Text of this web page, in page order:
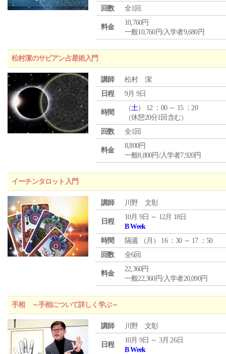
回数
全1回
料金
10,760円
一般10,760円/入学者9,680円
松村潔のサビアン占星術入門
講師
松村 潔
日程
9月 9日
時間
（土） 12 ：00 ～ 15 ：20
（休憩20分1回含む）
回数
全1回
料金
8,800円
一般8,800円/入学者7,920円
イーチンタロット入門
講師 川野 文彰
日程
10月 9日 ～ 12月 18日
B Week
時間
隔週 （ 月 ） 16 ：30 ～ 17 ：50
回数
全6回
料金
22,360円
一般22,360円/入学者20,090円
手相 ～手相について詳しく学ぶ～
講師 川野 文彰
日程
10月 9日 ～ 3月 26日
B Week